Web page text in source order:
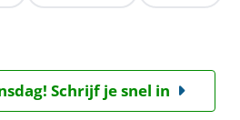
Schrijf je snel in